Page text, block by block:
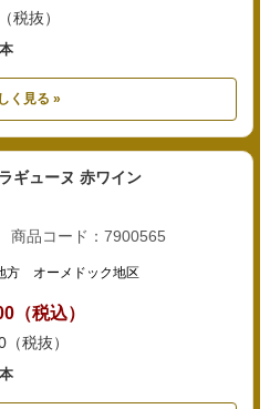
税抜）
く見る »
ギューヌ 赤ワイン
商品コード：7900565
方 オーメドック地区
（税込）
税抜）